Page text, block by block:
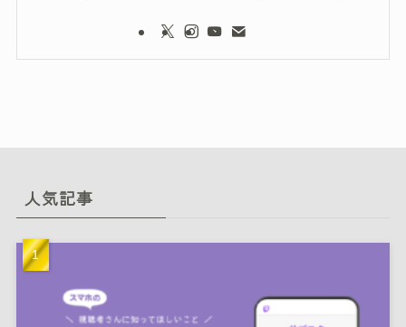
人気記事